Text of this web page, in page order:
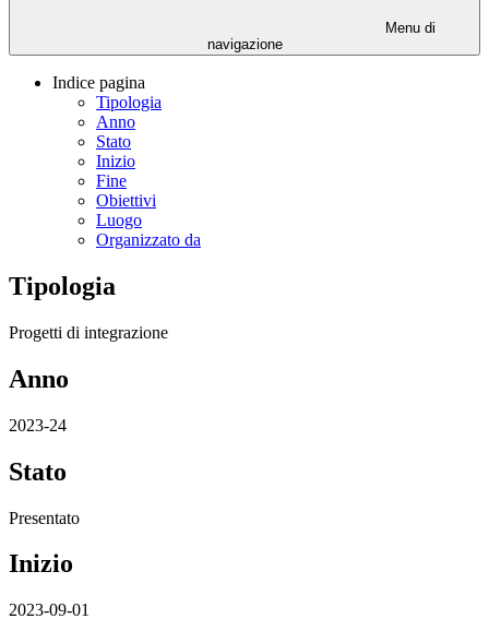
Menu di
navigazione
Indice pagina
Tipologia
Anno
Stato
Inizio
Fine
Obiettivi
Luogo
Organizzato da
Tipologia
Progetti di integrazione
Anno
2023-24
Stato
Presentato
Inizio
2023-09-01